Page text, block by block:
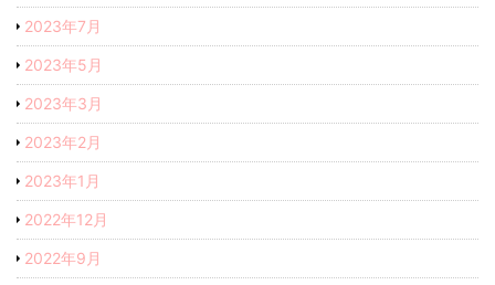
2023年7月
2023年5月
2023年3月
2023年2月
2023年1月
2022年12月
2022年9月